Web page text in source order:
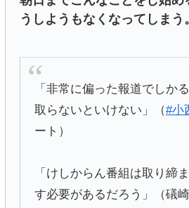
うしようもなくなってしまう。
「非常に偏った報道でしか
取らないといけない」（#小
ート）
「けしからん番組は取り締
す必要があるだろう」（礒